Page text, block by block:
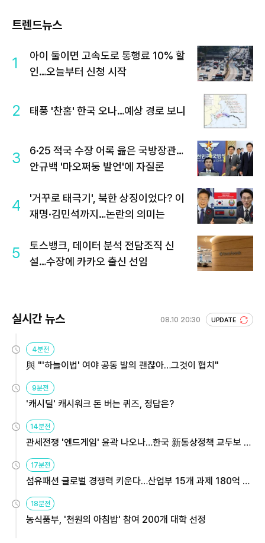
트렌드뉴스
1
아이 둘이면 고속도로 통행료 10% 할
인…오늘부터 신청 시작
2 태풍 '찬홈' 한국 오나…예상 경로 보니
3
6·25 적국 수장 어록 읊은 국방장관…
안규백 '마오쩌둥 발언'에 자질론
4
'거꾸로 태극기', 북한 상징이었다? 이
재명·김민석까지…논란의 의미는
5
토스뱅크, 데이터 분석 전담조직 신
설…수장에 카카오 출신 선임
실시간 뉴스 08.10 20:30 UPDATE
4분전
與 "'하늘이법' 여야 공동 발의 괜찮아…그것이 협치"
9분전
'캐시딜' 캐시워크 돈 버는 퀴즈, 정답은?
14분전
관세전쟁 '엔드게임' 윤곽 나오나…한국 新통상정책 교두보 활
17분전
섬유패션 글로벌 경쟁력 키운다…산업부 15개 과제 180억 지
18분전
농식품부, '천원의 아침밥' 참여 200개 대학 선정